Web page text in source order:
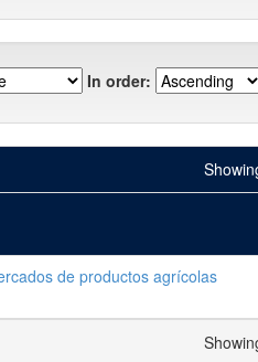
In order:
de productos agrícolas